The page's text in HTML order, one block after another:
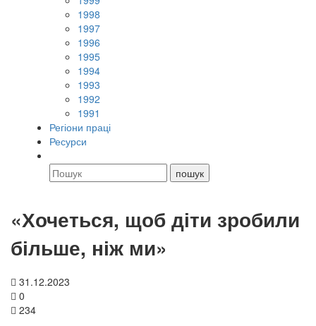
1998
1997
1996
1995
1994
1993
1992
1991
Регіони праці
Ресурси
«Хочеться, щоб діти зробили
більше, ніж ми»
31.12.2023
0
234